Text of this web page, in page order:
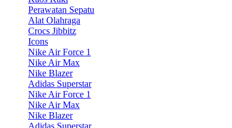
Perawatan Sepatu
Alat Olahraga
Crocs Jibbitz
Icons
Nike Air Force 1
Nike Air Max
Nike Blazer
Adidas Superstar
Nike Air Force 1
Nike Air Max
Nike Blazer
Adidas Superstar